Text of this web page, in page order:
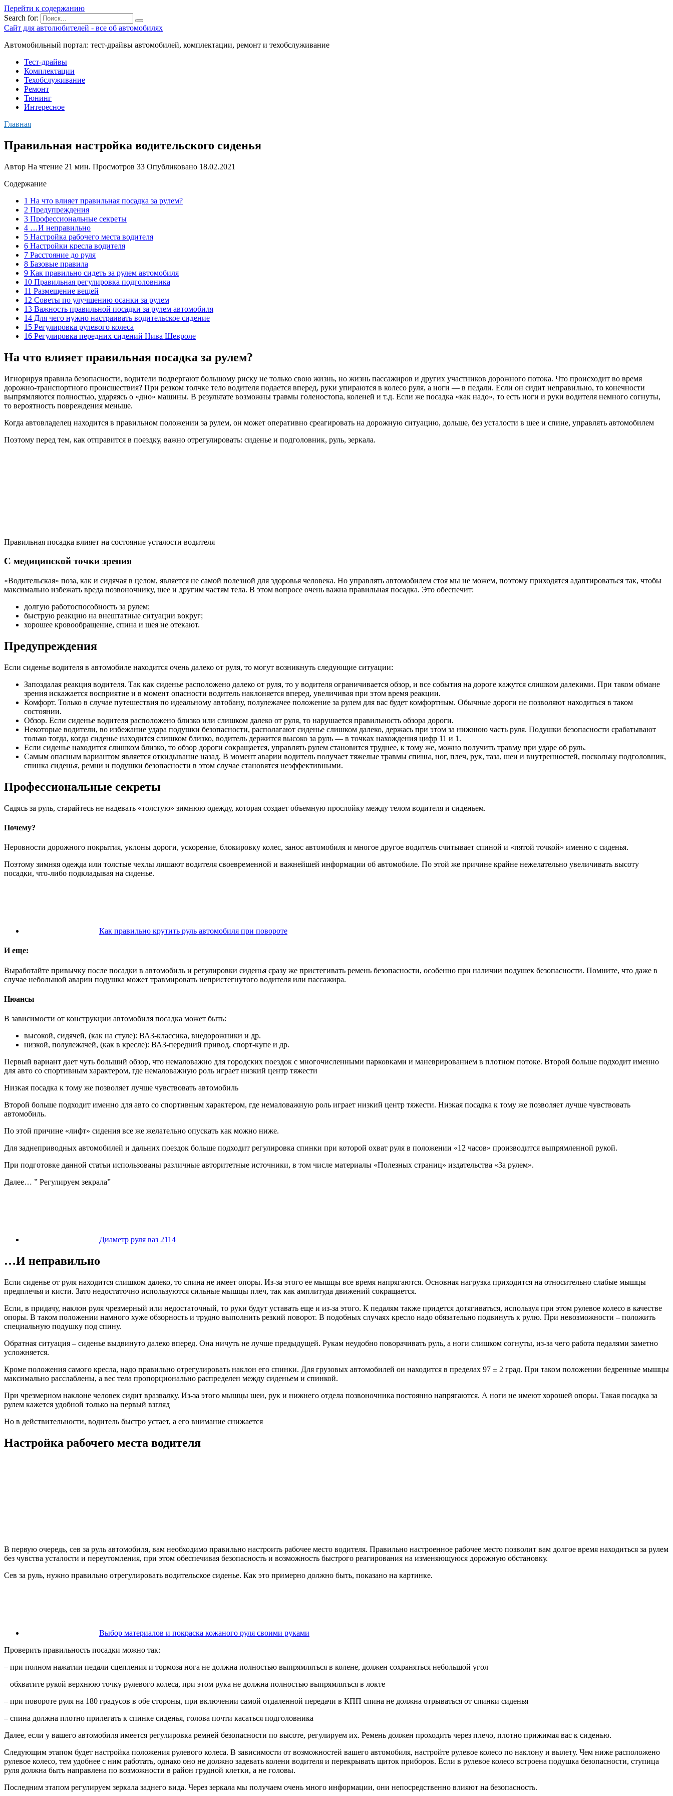
Перейти к содержанию
Search for:
Сайт для автолюбителей - все об автомобилях
Автомобильный портал: тест-драйвы автомобилей, комплектации, ремонт и техобслуживание
Тест-драйвы
Комплектации
Техобслуживание
Ремонт
Тюнинг
Интересное
Главная
Правильная настройка водительского сиденья
Автор На чтение 21 мин. Просмотров 33 Опубликовано 18.02.2021
Содержание
1 На что влияет правильная посадка за рулем?
2 Предупреждения
3 Профессиональные секреты
4 …И неправильно
5 Настройка рабочего места водителя
6 Настройки кресла водителя
7 Расстояние до руля
8 Базовые правила
9 Как правильно сидеть за рулем автомобиля
10 Правильная регулировка подголовника
11 Размещение вещей
12 Советы по улучшению осанки за рулем
13 Важность правильной посадки за рулем автомобиля
14 Для чего нужно настраивать водительское сидение
15 Регулировка рулевого колеса
16 Регулировка передних сидений Нива Шевроле
На что влияет правильная посадка за рулем?
Игнорируя правила безопасности, водители подвергают большому риску не только свою жизнь, но жизнь пассажиров и других участников дорожного потока. Что происходит во время
дорожно-транспортного происшествия? При резком толчке тело водителя подается вперед, руки упираются в колесо руля, а ноги — в педали. Если он сидит неправильно, то конечности
выпрямляются полностью, ударяясь о «дно» машины. В результате возможны травмы голеностопа, коленей и т.д. Если же посадка «как надо», то есть ноги и руки водителя немного согнуты,
то вероятность повреждения меньше.
Когда автовладелец находится в правильном положении за рулем, он может оперативно среагировать на дорожную ситуацию, дольше, без усталости в шее и спине, управлять автомобилем
Поэтому перед тем, как отправится в поездку, важно отрегулировать: сиденье и подголовник, руль, зеркала.
Правильная посадка влияет на состояние усталости водителя
С медицинской точки зрения
«Водительская» поза, как и сидячая в целом, является не самой полезной для здоровья человека. Но управлять автомобилем стоя мы не можем, поэтому приходятся адаптироваться так, чтобы
максимально избежать вреда позвоночнику, шее и другим частям тела. В этом вопросе очень важна правильная посадка. Это обеспечит:
долгую работоспособность за рулем;
быструю реакцию на внештатные ситуации вокруг;
хорошее кровообращение, спина и шея не отекают.
Предупреждения
Если сиденье водителя в автомобиле находится очень далеко от руля, то могут возникнуть следующие ситуации:
Запоздалая реакция водителя. Так как сиденье расположено далеко от руля, то у водителя ограничивается обзор, и все события на дороге кажутся слишком далекими. При таком обмане
зрения искажается восприятие и в момент опасности водитель наклоняется вперед, увеличивая при этом время реакции.
Комфорт. Только в случае путешествия по идеальному автобану, полулежачее положение за рулем для вас будет комфортным. Обычные дороги не позволяют находиться в таком
состоянии.
Обзор. Если сиденье водителя расположено близко или слишком далеко от руля, то нарушается правильность обзора дороги.
Некоторые водители, во избежание удара подушки безопасности, располагают сиденье слишком далеко, держась при этом за нижнюю часть руля. Подушки безопасности срабатывают
только тогда, когда сиденье находится слишком близко, водитель держится высоко за руль — в точках нахождения цифр 11 и 1.
Если сиденье находится слишком близко, то обзор дороги сокращается, управлять рулем становится труднее, к тому же, можно получить травму при ударе об руль.
Самым опасным вариантом является откидывание назад. В момент аварии водитель получает тяжелые травмы спины, ног, плеч, рук, таза, шеи и внутренностей, поскольку подголовник,
спинка сиденья, ремни и подушки безопасности в этом случае становятся неэффективными.
Профессиональные секреты
Садясь за руль, старайтесь не надевать «толстую» зимнюю одежду, которая создает объемную прослойку между телом водителя и сиденьем.
Почему?
Неровности дорожного покрытия, уклоны дороги, ускорение, блокировку колес, занос автомобиля и многое другое водитель считывает спиной и «пятой точкой» именно с сиденья.
Поэтому зимняя одежда или толстые чехлы лишают водителя своевременной и важнейшей информации об автомобиле. По этой же причине крайне нежелательно увеличивать высоту
посадки, что-либо подкладывая на сиденье.
Как правильно крутить руль автомобиля при повороте
И еще:
Выработайте привычку после посадки в автомобиль и регулировки сиденья сразу же пристегивать ремень безопасности, особенно при наличии подушек безопасности. Помните, что даже в
случае небольшой аварии подушка может травмировать непристегнутого водителя или пассажира.
Нюансы
В зависимости от конструкции автомобиля посадка может быть:
высокой, сидячей, (как на стуле): ВАЗ-классика, внедорожники и др.
низкой, полулежачей, (как в кресле): ВАЗ-передний привод, спорт-купе и др.
Первый вариант дает чуть больший обзор, что немаловажно для городских поездок с многочисленными парковками и маневрированием в плотном потоке. Второй больше подходит именно
для авто со спортивным характером, где немаловажную роль играет низкий центр тяжести
Низкая посадка к тому же позволяет лучше чувствовать автомобиль
Второй больше подходит именно для авто со спортивным характером, где немаловажную роль играет низкий центр тяжести. Низкая посадка к тому же позволяет лучше чувствовать
автомобиль.
По этой причине «лифт» сидения все же желательно опускать как можно ниже.
Для заднеприводных автомобилей и дальних поездок больше подходит регулировка спинки при которой охват руля в положении «12 часов» производится выпрямленной рукой.
При подготовке данной статьи использованы различные авторитетные источники, в том числе материалы «Полезных страниц» издательства «За рулем».
Далее… ” Регулируем зекрала”
Диаметр руля ваз 2114
…И неправильно
Если сиденье от руля находится слишком далеко, то спина не имеет опоры. Из-за этого ее мышцы все время напрягаются. Основная нагрузка приходится на относительно слабые мышцы
предплечья и кисти. Зато недостаточно используются сильные мышцы плеч, так как амплитуда движений сокращается.
Если, в придачу, наклон руля чрезмерный или недостаточный, то руки будут уставать еще и из-за этого. К педалям также придется дотягиваться, используя при этом рулевое колесо в качестве
опоры. В таком положении намного хуже обзорность и трудно выполнить резкий поворот. В подобных случаях кресло надо обязательно подвинуть к рулю. При невозможности – положить
специальную подушку под спину.
Обратная ситуация – сиденье выдвинуто далеко вперед. Она ничуть не лучше предыдущей. Рукам неудобно поворачивать руль, а ноги слишком согнуты, из-за чего работа педалями заметно
усложняется.
Кроме положения самого кресла, надо правильно отрегулировать наклон его спинки. Для грузовых автомобилей он находится в пределах 97 ± 2 град. При таком положении бедренные мышцы
максимально расслаблены, а вес тела пропорционально распределен между сиденьем и спинкой.
При чрезмерном наклоне человек сидит вразвалку. Из-за этого мышцы шеи, рук и нижнего отдела позвоночника постоянно напрягаются. А ноги не имеют хорошей опоры. Такая посадка за
рулем кажется удобной только на первый взгляд
Но в действительности, водитель быстро устает, а его внимание снижается
Настройка рабочего места водителя
В первую очередь, сев за руль автомобиля, вам необходимо правильно настроить рабочее место водителя. Правильно настроенное рабочее место позволит вам долгое время находиться за рулем
без чувства усталости и переутомления, при этом обеспечивая безопасность и возможность быстрого реагирования на изменяющуюся дорожную обстановку.
Сев за руль, нужно правильно отрегулировать водительское сиденье. Как это примерно должно быть, показано на картинке.
Выбор материалов и покраска кожаного руля своими руками
Проверить правильность посадки можно так:
– при полном нажатии педали сцепления и тормоза нога не должна полностью выпрямляться в колене, должен сохраняться небольшой угол
– обхватите рукой верхнюю точку рулевого колеса, при этом рука не должна полностью выпрямляться в локте
– при повороте руля на 180 градусов в обе стороны, при включении самой отдаленной передачи в КПП спина не должна отрываться от спинки сиденья
– спина должна плотно прилегать к спинке сиденья, голова почти касаться подголовника
Далее, если у вашего автомобиля имеется регулировка ремней безопасности по высоте, регулируем их. Ремень должен проходить через плечо, плотно прижимая вас к сиденью.
Следующим этапом будет настройка положения рулевого колеса. В зависимости от возможностей вашего автомобиля, настройте рулевое колесо по наклону и вылету. Чем ниже расположено
рулевое колесо, тем удобнее с ним работать, однако оно не должно задевать колени водителя и перекрывать щиток приборов. Если в рулевое колесо встроена подушка безопасности, ступица
руля должна быть направлена по возможности в район грудной клетки, а не головы.
Последним этапом регулируем зеркала заднего вида. Через зеркала мы получаем очень много информации, они непосредственно влияют на безопасность.